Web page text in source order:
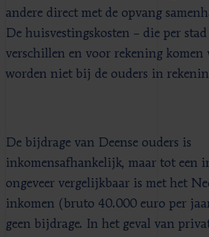
andere direct met de opvang
De huisvestingskosten – die per
verschillen en voor rekening komen
worden niet bij de ouders in
De bijdrage van Deense ouders is
inkomensafhankelijk, maar tot een
ongeveer vergelijkbaar is met het
inkomen (bruto 40.000 euro per
geen bijdrage. In het geval van